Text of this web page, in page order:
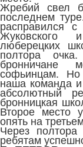
Жребий свел
последнем
расправился
Жуковского
люберецких
полтора
бронничане
софьинцам.
наша команда
абсолютный
бронницкая
Второе место
опять на
Через
ребятам